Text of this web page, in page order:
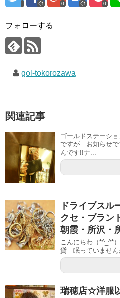
0 0
フォローする
gol-tokorozawa
関連記事
ゴールドステーシ
ですが お知らせで
んです!!ナ...
ドライブスル
クセ・ブラン
朝霞・所沢・
こんにちわ（
貨 眠っていません
瑞穂店☆洋服